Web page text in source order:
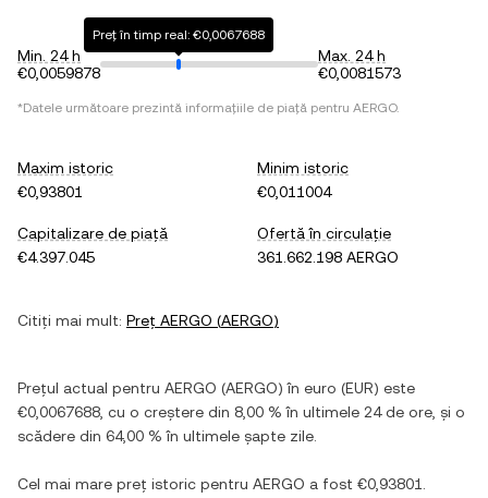
Min. 24 h
€0,0059878
Preț în timp real: €0,0067688
Max. 24 h
€0,0081573
*Datele următoare prezintă informațiile de piață pentru AERGO.
Maxim istoric
€0,93801
Minim istoric
€0,011004
Capitalizare de piață
€4.397.045
Ofertă în circulație
361.662.198 AERGO
Citiți mai mult: Preț AERGO (AERGO)
Prețul actual pentru AERGO (AERGO) în euro (EUR) este
€0,0067688 , cu o creștere din 8,00 % în ultimele 24 de ore, și o
scădere din 64,00 % în ultimele șapte zile.
Cel mai mare preț istoric pentru AERGO a fost €0,93801